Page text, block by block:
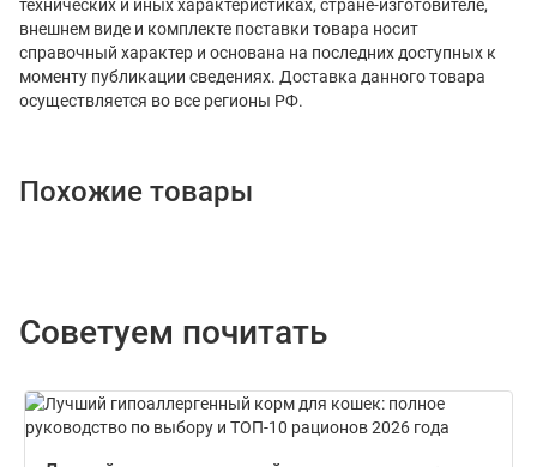
технических и иных характеристиках, стране-изготовителе,
внешнем виде и комплекте поставки товара носит
справочный характер и основана на последних доступных к
моменту публикации сведениях. Доставка данного товара
осуществляется во все регионы РФ.
Похожие товары
Советуем почитать